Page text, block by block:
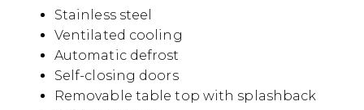
Stainless steel
Ventilated cooling
Automatic defrost
Self-closing doors
Removable table top with splashback